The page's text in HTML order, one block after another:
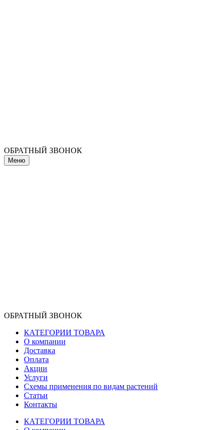
ОБРАТНЫЙ ЗВОНОК
Меню
ОБРАТНЫЙ ЗВОНОК
КАТЕГОРИИ ТОВАРА
О компании
Доставка
Оплата
Акции
Услуги
Схемы применения по видам растений
Статьи
Контакты
КАТЕГОРИИ ТОВАРА